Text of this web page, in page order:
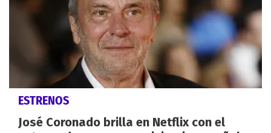
ESTRENOS
José Coronado brilla en Netflix con el